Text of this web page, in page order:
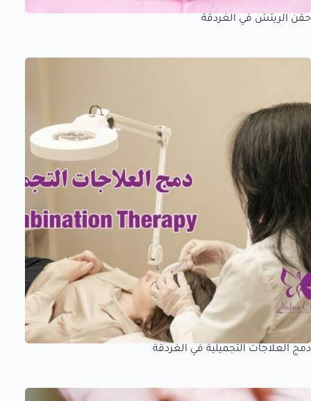
حقن الريتش في الغردقة
دمج العلاجات التجميلية في الغردقة